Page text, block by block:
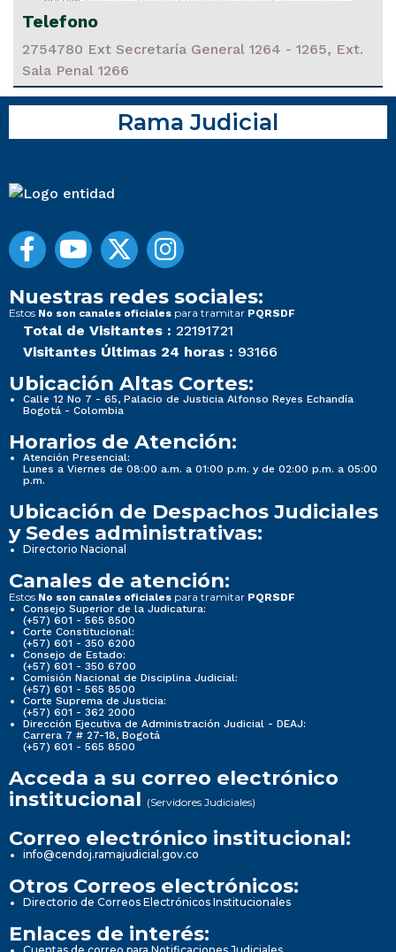
Telefono
2754780 Ext Secretaría General 1264 - 1265, Ext.
Sala Penal 1266
Rama Judicial
Nuestras redes sociales:
Estos No son canales oficiales para tramitar PQRSDF
Total de Visitantes : 22191721
Visitantes Últimas 24 horas : 93166
Ubicación Altas Cortes:
Calle 12 No 7 - 65, Palacio de Justicia Alfonso Reyes Echandía
Bogotá - Colombia
Horarios de Atención:
Atención Presencial:
Lunes a Viernes de 08:00 a.m. a 01:00 p.m. y de 02:00 p.m. a 05:00
p.m.
Ubicación de Despachos Judiciales
y Sedes administrativas:
Directorio Nacional
Canales de atención:
Estos No son canales oficiales para tramitar PQRSDF
Consejo Superior de la Judicatura:
(+57) 601 - 565 8500
Corte Constitucional:
(+57) 601 - 350 6200
Consejo de Estado:
(+57) 601 - 350 6700
Comisión Nacional de Disciplina Judicial:
(+57) 601 - 565 8500
Corte Suprema de Justicia:
(+57) 601 - 362 2000
Dirección Ejecutiva de Administración Judicial - DEAJ:
Carrera 7 # 27-18, Bogotá
(+57) 601 - 565 8500
Acceda a su correo electrónico
institucional (Servidores Judiciales)
Correo electrónico institucional:
info@cendoj.ramajudicial.gov.co
Otros Correos electrónicos:
Directorio de Correos Electrónicos Institucionales
Enlaces de interés: